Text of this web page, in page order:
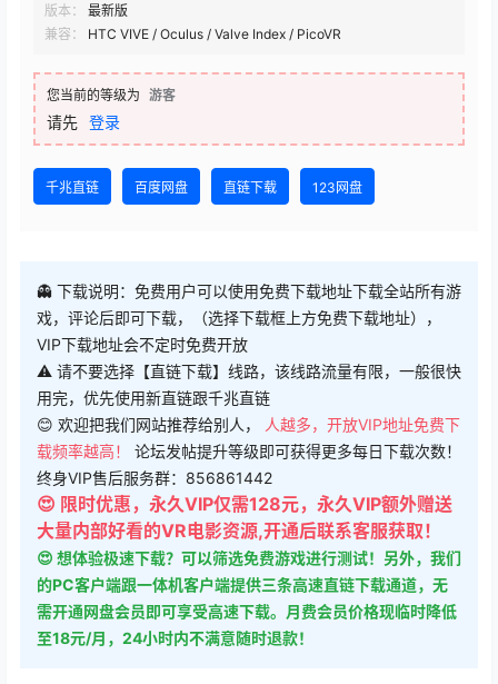
版本：
最新版
兼容：
HTC VIVE / Oculus / Valve Index / PicoVR
您当前的等级为 游客
请先 登录
千兆直链 百度网盘 直链下载 123网盘
👻 下载说明：免费用户可以使用免费下载地址下载全站所有游
戏，评论后即可下载，（选择下载框上方免费下载地址），
VIP下载地址会不定时免费开放
⚠ 请不要选择【直链下载】线路，该线路流量有限，一般很快
用完，优先使用新直链跟千兆直链
😊 欢迎把我们网站推荐给别人，
人越多，开放VIP地址免费下
载频率越高！ 论坛发帖提升等级即可获得更多每日下载次数！
终身VIP售后服务群：856861442
😍 限时优惠，永久VIP仅需128元，永久VIP额外赠送
大量内部好看的VR电影资源,开通后联系客服获取！
😍 想体验极速下载？可以筛选免费游戏进行测试！另外，我们
的PC客户端跟一体机客户端提供三条高速直链下载通道，无
需开通网盘会员即可享受高速下载。月费会员价格现临时降低
至18元/月，24小时内不满意随时退款！